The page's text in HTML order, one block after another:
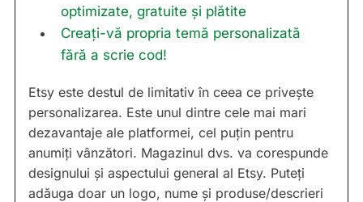
optimizate, gratuite și plătite
Creați-vă propria temă personalizată
fără a scrie cod!
Etsy este destul de limitativ în ceea ce privește
personalizarea. Este unul dintre cele mai mari
dezavantaje ale platformei, cel puțin pentru
anumiți vânzători. Magazinul dvs. va corespunde
designului și aspectului general al Etsy. Puteți
adăuga doar un logo, nume și produse/descrieri